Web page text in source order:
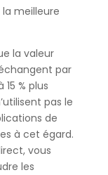
meilleure
la valeur
par
% plus
pas le
de
à cet égard.
vous
les